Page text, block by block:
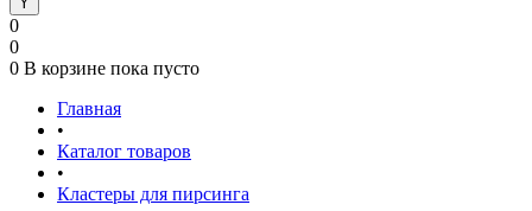
0
0
0 В корзине пока пусто
Главная
•
Каталог товаров
•
Кластеры для пирсинга